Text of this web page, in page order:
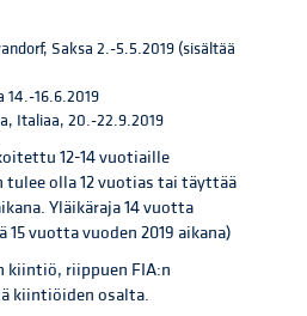
Saksa 2.-5.5.2019 (sisältää
14.-16.6.2019
Italiaa, 20.-22.9.2019
12-14 vuotiaille
olla 12 vuotias tai täyttää
Yläikäraja 14 vuotta
vuotta vuoden 2019 aikana)
kiintiö, riippuen FIA:n
kiintiöiden osalta.